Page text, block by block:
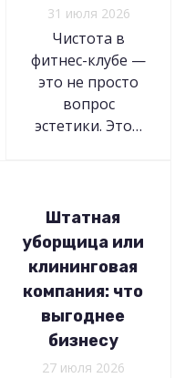
31 июля 2026
Чистота в
фитнес-клубе —
это не просто
вопрос
эстетики. Это…
Штатная
уборщица или
клининговая
компания: что
выгоднее
бизнесу
27 июля 2026